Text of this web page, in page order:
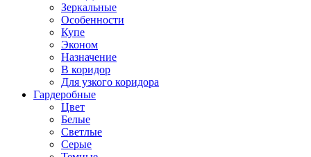
Зеркальные
Особенности
Купе
Эконом
Назначение
В коридор
Для узкого коридора
Гардеробные
Цвет
Белые
Светлые
Серые